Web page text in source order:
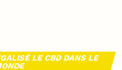
LE CBD DANS LE